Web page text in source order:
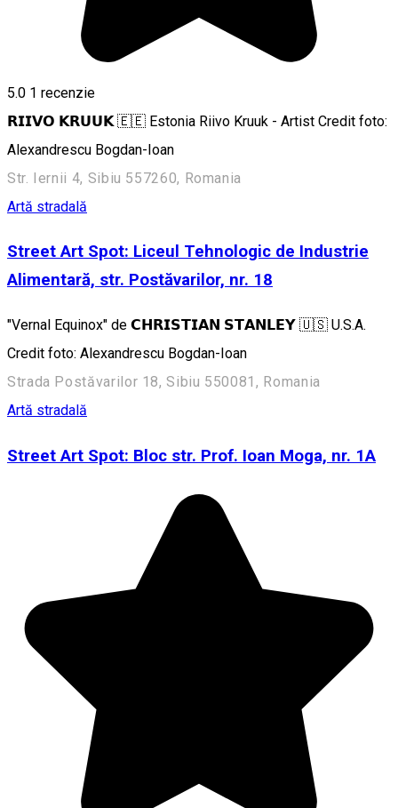
5.0 1 recenzie
𝗥𝗜𝗜𝗩𝗢 𝗞𝗥𝗨𝗨𝗞 🇪🇪 Estonia Riivo Kruuk - Artist Credit foto:
Alexandrescu Bogdan-Ioan
Str. Iernii 4, Sibiu 557260, Romania
Artă stradală
Street Art Spot: Liceul Tehnologic de Industrie
Alimentară, str. Postăvarilor, nr. 18
"Vernal Equinox" de 𝗖𝗛𝗥𝗜𝗦𝗧𝗜𝗔𝗡 𝗦𝗧𝗔𝗡𝗟𝗘𝗬 🇺🇸 U.S.A.
Credit foto: Alexandrescu Bogdan-Ioan
Strada Postăvarilor 18, Sibiu 550081, Romania
Artă stradală
Street Art Spot: Bloc str. Prof. Ioan Moga, nr. 1A